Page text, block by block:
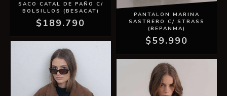
SACO CATAL DE PAÑO C/
BOLSILLOS (BESACAT)
$189.790
PANTALON MARINA
SASTRERO C/ STRASS
(BEPANMA)
$59.990